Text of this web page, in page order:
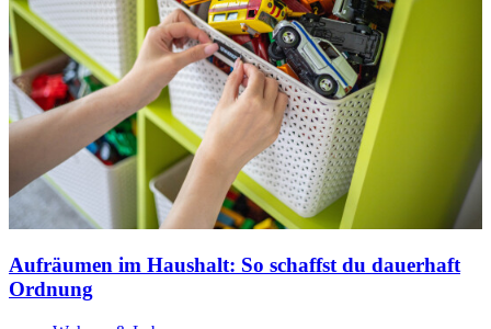
Aufräumen im Haushalt: So schaffst du dauerhaft
Ordnung